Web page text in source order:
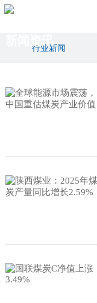
首
我
品
厂
境
资
系
新闻资讯
行业新闻